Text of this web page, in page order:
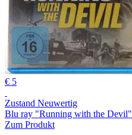
€ 5
Zustand Neuwertig
Blu ray "Running with the Devil"
Zum Produkt